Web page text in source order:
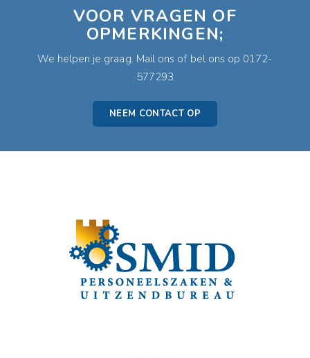
VOOR VRAGEN OF
OPMERKINGEN;
We helpen je graag. Mail ons of bel ons op 0172-
577293
NEEM CONTACT OP